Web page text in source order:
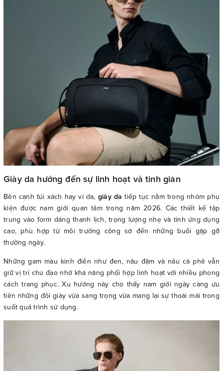
Giày da hướng đến sự linh hoạt và tinh giản
Bên cạnh túi xách hay ví da, giày da tiếp tục nằm trong nhóm phụ
kiện được nam giới quan tâm trong năm 2026. Các thiết kế tập
trung vào form dáng thanh lịch, trọng lượng nhẹ và tính ứng dụng
cao, phù hợp từ môi trường công sở đến những buổi gặp gỡ
thường ngày.
Những gam màu kinh điển như đen, nâu đậm và nâu cà phê vẫn
giữ vị trí chủ đạo nhờ khả năng phối hợp linh hoạt với nhiều phong
cách trang phục. Xu hướng này cho thấy nam giới ngày càng ưu
tiên những đôi giày vừa sang trọng vừa mang lại sự thoải mái trong
suốt quá trình sử dụng.